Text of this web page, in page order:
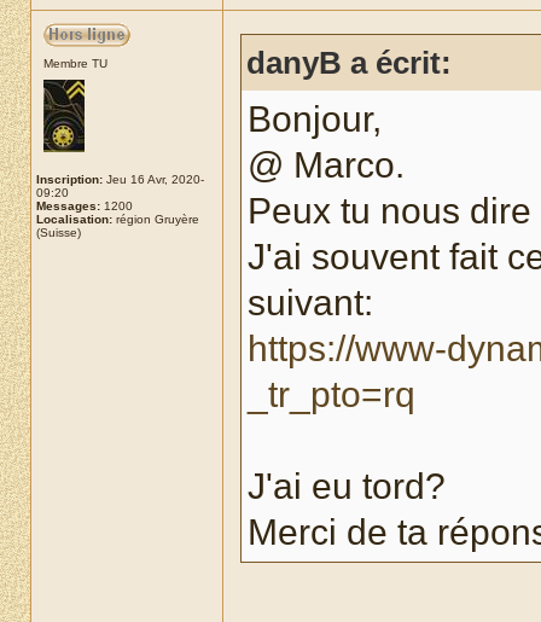
Membre TU
Inscription: Jeu 16 Avr, 2020-
09:20
Messages: 1200
Localisation: région Gruyère
(Suisse)
danyB a écrit:
Bonjour,
@ Marco.
Peux tu nous
J'ai souvent fait
suivant:
https://www-
_tr_pto=rq
J'ai eu tord?
Merci de ta